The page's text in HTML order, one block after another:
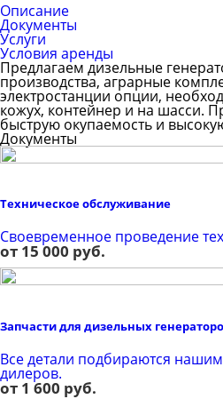
Описание
Документы
Услуги
Условия аренды
Предлагаем дизельные
производства, аграрные
электростанции опции,
кожух, контейнер и на шасси.
быструю окупаемость и
Документы
Техническое обслуживание
Своевременное проведение
от 15 000 руб.
Запчасти для дизельных
Все детали подбираются
дилеров.
от 1 600 руб.